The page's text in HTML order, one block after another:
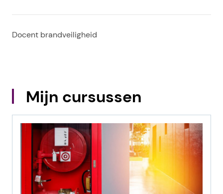
Docent brandveiligheid
Mijn cursussen